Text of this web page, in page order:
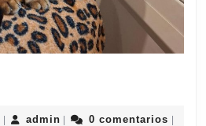
9
adminadmin0 comentarios